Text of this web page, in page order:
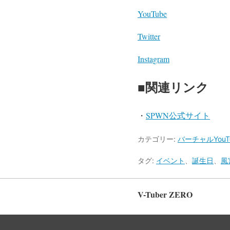
YouTube
Twitter
Instagram
■関連リンク
・ SPWN公式サイト
カテゴリー: バーチャル
タグ: イベント 誕生日 風
V-Tuber ZERO